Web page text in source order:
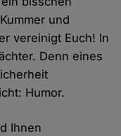
und
vereinigt Euch! In
Denn eines
Humor.
Ihnen